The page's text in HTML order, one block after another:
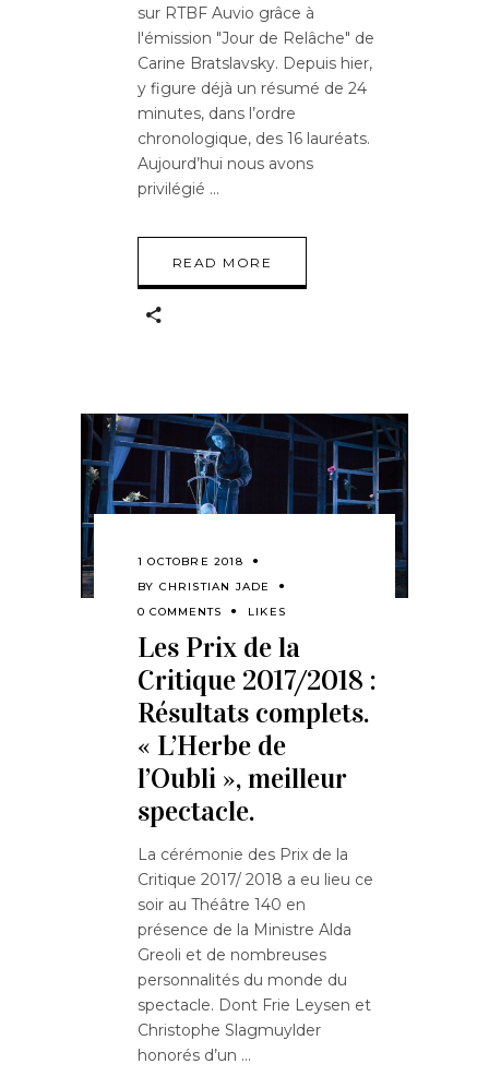
sur RTBF Auvio grâce à
l'émission "Jour de Relâche" de
Carine Bratslavsky. Depuis hier,
y figure déjà un résumé de 24
minutes, dans l’ordre
chronologique, des 16 lauréats.
Aujourd’hui nous avons
privilégié
READ MORE
1 OCTOBRE 2018
BY CHRISTIAN JADE
0 COMMENTS
LIKES
Les Prix de la
Critique 2017/2018 :
Résultats complets.
« L’Herbe de
l’Oubli », meilleur
spectacle.
La cérémonie des Prix de la
Critique 2017/ 2018 a eu lieu ce
soir au Théâtre 140 en
présence de la Ministre Alda
Greoli et de nombreuses
personnalités du monde du
spectacle. Dont Frie Leysen et
Christophe Slagmuylder
honorés d’un